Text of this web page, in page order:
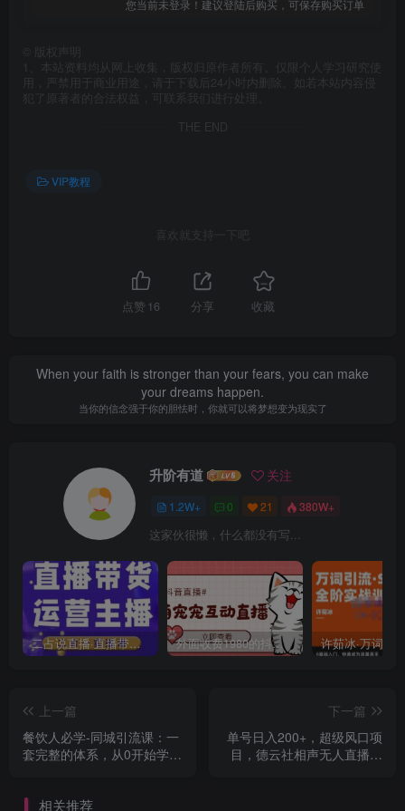
您当前未登录！建议登陆后购买，可保存购买订单
版权声明
1、本站资料均从网上收集，版权归原作者所有。仅限个人学习研究使
用，严禁用于商业用途，请于下载后24小时内删除。如若本站内容侵
犯了原著者的合法权益，可联系我们进行处理。
THE END
VIP教程
喜欢就支持一下吧
点赞 16 分享 收藏
When your faith is stronger than your fears, you can make
your dreams happen.
当你的信念强于你的胆怯时，你就可以将梦想变为现实了
升阶有道 关注
1.2W+ 0 21 380W+
这家伙很懒，什么都没有写...
二占说直播·直播带货主播运营课程，主播运营二合一实操课 外面收费1980的抖音萌宠宠直播项目，可虚拟人直播，抖音报白，实时互动直播【软件+详细教程】
上一篇
餐饮人必学-同城引流课：一
套完整的体系，从0开始学习
下一篇
单号日入200+，超级风口项
目，德云社相声无人直播，
相关推荐